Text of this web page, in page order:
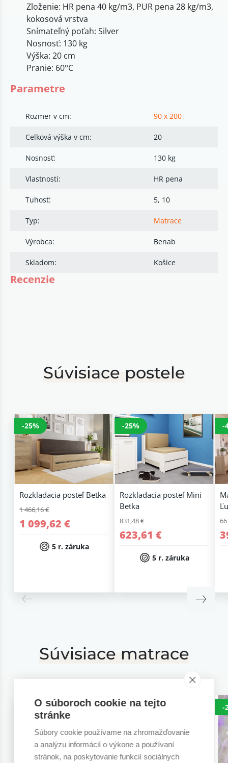
Zloženie: HR pena 40 kg/m3, PUR pena 28 kg/m3,
kokosová vrstva
Snímateľný poťah: Silver
Nosnosť: 130 kg
Výška: 20 cm
Pranie: 60°C
Parametre
Rozmer v cm: 90 x 200
Celková výška v cm: 20
Nosnosť: 130 kg
Vlastnosti: HR pena
Tuhosť: 5, 10
Typ: Matrace
Výrobca: Benab
Skladom: Košice
Recenzie
Súvisiace postele
-25%
Rozkladacia posteľ Betka
1 466,16 €
1 099,62 €
5 r. záruka
-25%
Rozkladacia posteľ Mini
Betka
831,48 €
623,61 €
5 r. záruka
-
Súvisiace matrace
-20% -20% -
O súboroch cookie na tejto
stránke
Súbory cookie používame na zhromažďovanie
a analýzu informácií o výkone a používaní
stránok, na poskytovanie funkcií sociálnych